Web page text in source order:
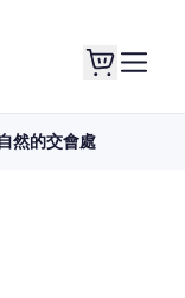
然的交會處